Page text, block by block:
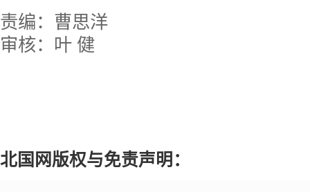
责编：曹思洋
审核：叶 健
北国网版权与免责声明：